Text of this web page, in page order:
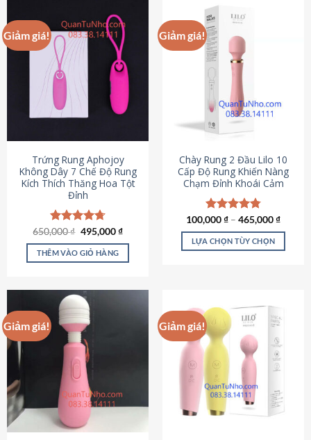
Giảm giá!
Trứng Rung Aphojoy
Không Dây 7 Chế Độ Rung
Kích Thích Thăng Hoa Tột
Đỉnh
Được xếp
hạng4.72
5 sao
650,000₫ Giá
là:
650,000 ₫.
495,000₫Giá
tại
495,000 ₫.
THÊM VÀO GIỎ HÀNG
Giảm giá!
Chày Rung 2 Đầu Lilo 10
Cấp Độ Rung Khiến Nàng
Chạm Đỉnh Khoái Cảm
Được xếp
hạng4.80
5 sao
100,000₫ – 465,000₫
LỰA CHỌN TÙY CHỌN
nhiều
biến
thể.
Các
chọn
thể
Giảm giá! Giảm giá!